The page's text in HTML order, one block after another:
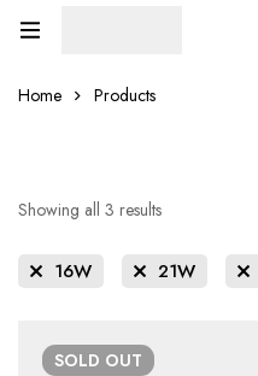
Home Products
Showing all 3 results
16W 21W
SOLD OUT